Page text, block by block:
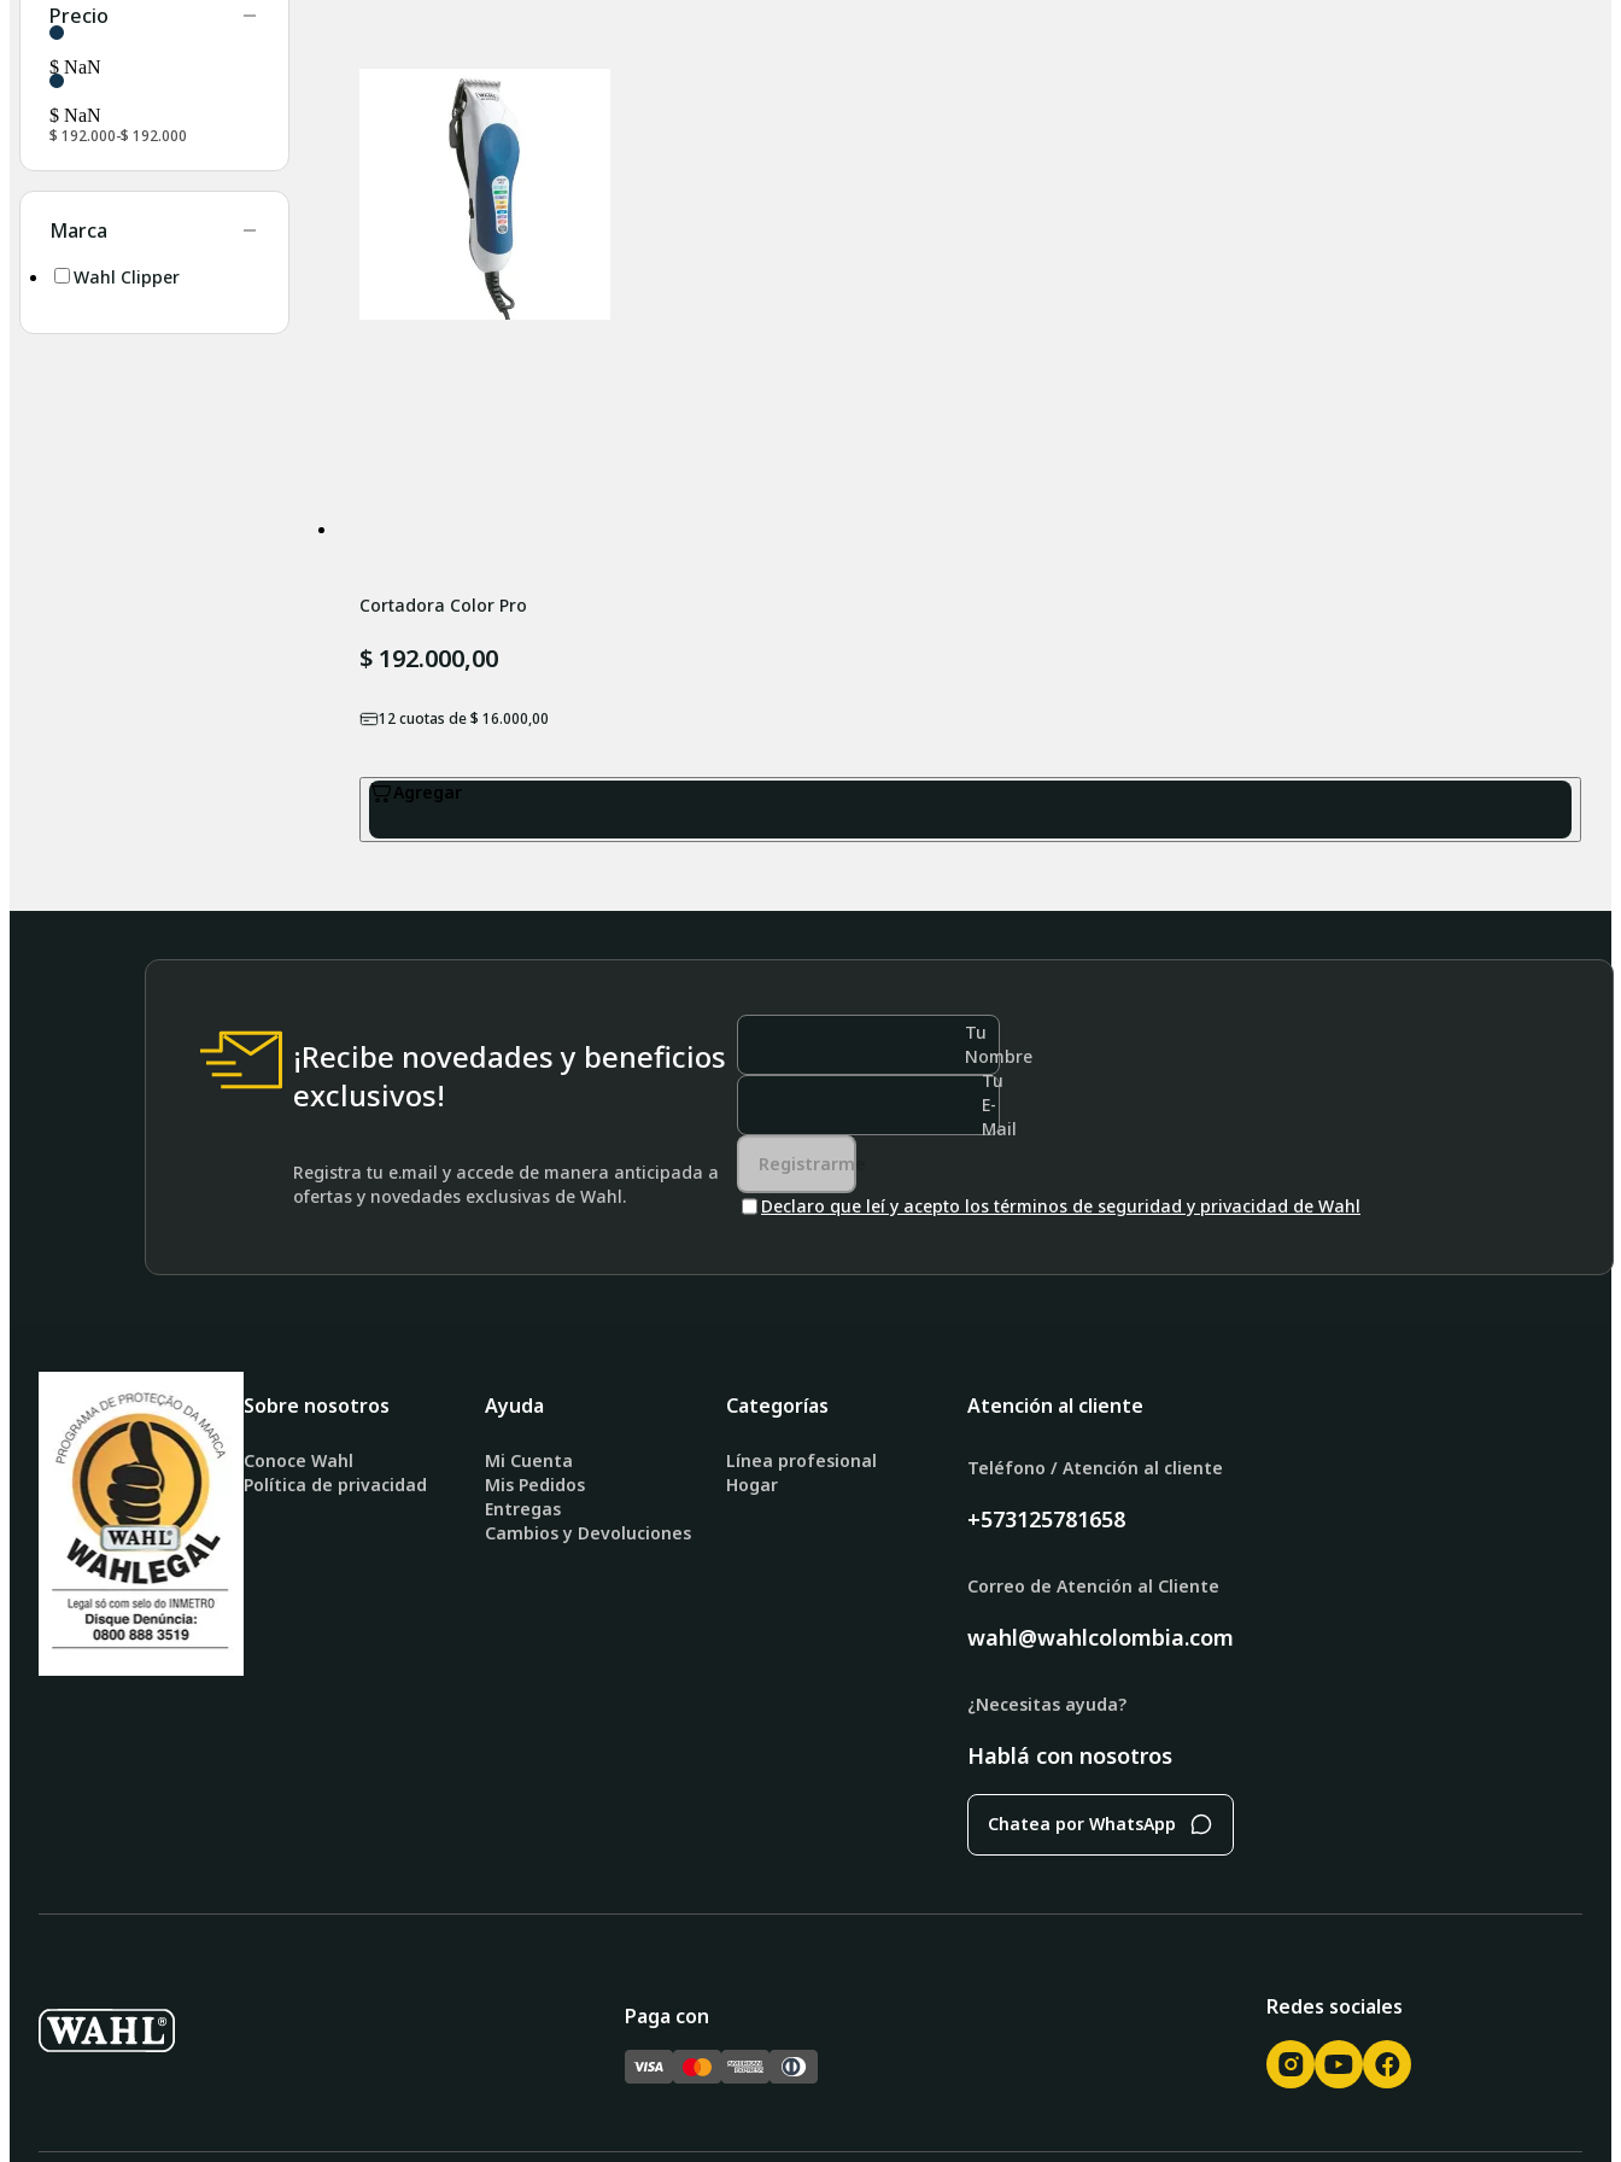
Precio
$ 192.000 $ 192.000
$ NaN
$ NaN
Marca
Wahl Clipper
Cortadora Color Pro
$ 192.000,00
12cuotas de$ 16.000,00
Agregar
¡Recibe novedades y beneficios
exclusivos!
Registra tu e.mail y accede de manera anticipada a
ofertas y novedades exclusivas de Wahl.
Tu
Nombre
Tu
E-
Mail
Registrarme
Declaro que leí y acepto los términos de seguridad y privacidad de Wahl
Sobre nosotros
Conoce Wahl
Política de privacidad
Ayuda
Mi Cuenta
Mis Pedidos
Entregas
Cambios y Devoluciones
Categorías
Línea profesional
Hogar
Atención al cliente
Teléfono / Atención al cliente
+573125781658
Correo de Atención al Cliente
wahl@wahlcolombia.com
¿Necesitas ayuda?
Hablá con nosotros
Chatea por WhatsApp
Paga con Redes sociales